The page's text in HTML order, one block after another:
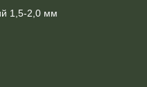
1,5-2,0 мм